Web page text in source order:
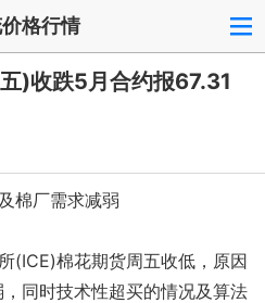
格行情
)收跌5月合约报67.31
棉厂需求减弱
(ICE)棉花期货周五收低，原因
同时技术性超买的情况及算法